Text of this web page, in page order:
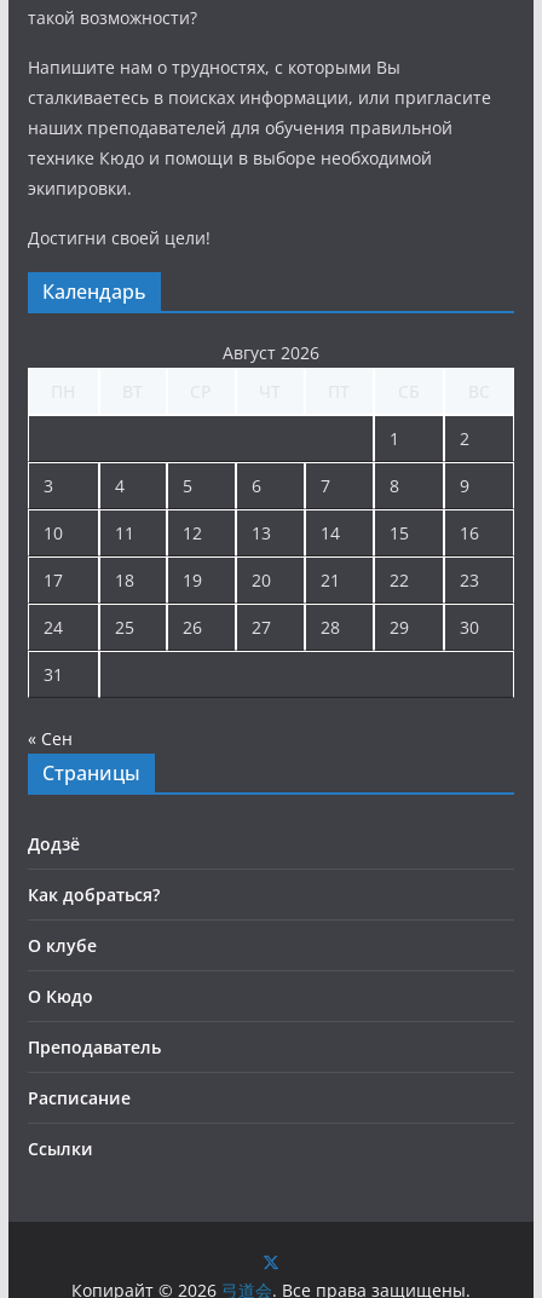
такой возможности?
Напишите нам о трудностях, с которыми Вы
сталкиваетесь в поисках информации, или пригласите
наших преподавателей для обучения правильной
технике Кюдо и помощи в выборе необходимой
экипировки.
Достигни своей цели!
Календарь
Август 2026
1 2
3 4 5 6 7 8 9
10 11 12 13 14 15 16
17 18 19 20 21 22 23
24 25 26 27 28 29 30
31
« Сен
Страницы
Додзё
Как добраться?
О клубе
О Кюдо
Преподаватель
Расписание
Ссылки
Копирайт © 2026 弓道会. Все права защищены.